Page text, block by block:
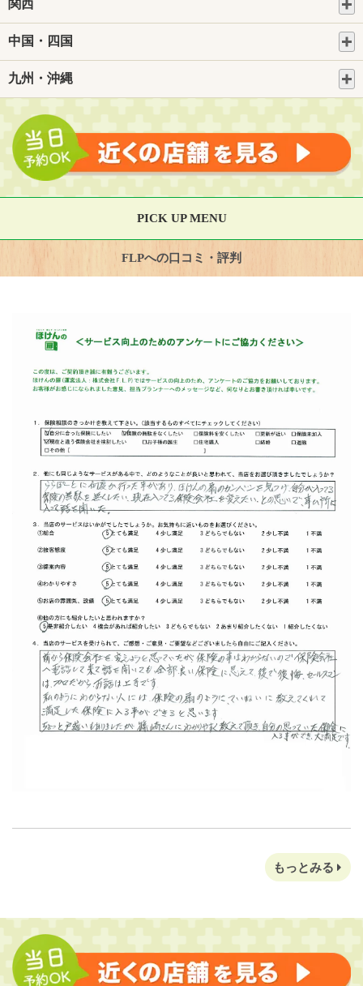
関西
中国・四国
九州・沖縄
PICK UP MENU
FLPへの口コミ・評判
もっとみる